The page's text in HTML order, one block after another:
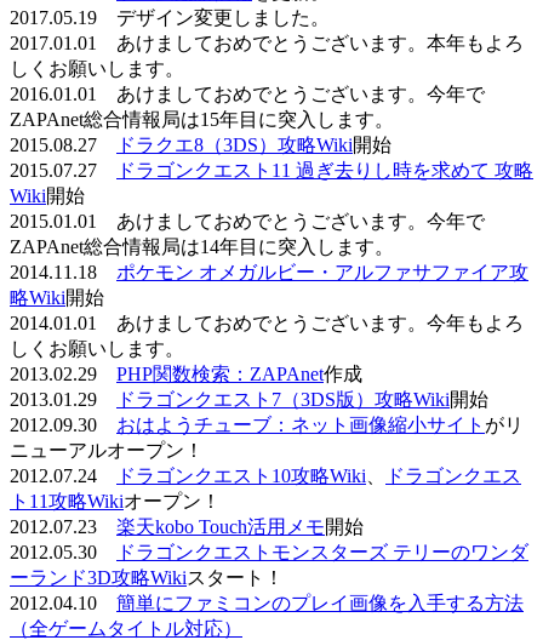
2017.05.19 デザイン変更しました。
2017.01.01 あけましておめでとうございます。本年もよろ
しくお願いします。
2016.01.01 あけましておめでとうございます。今年で
ZAPAnet総合情報局は15年目に突入します。
2015.08.27
ドラクエ8（3DS）攻略Wiki開始
2015.07.27
ドラゴンクエスト11 過ぎ去りし時を求めて 攻略
Wiki開始
2015.01.01 あけましておめでとうございます。今年で
ZAPAnet総合情報局は14年目に突入します。
2014.11.18 ポケモン オメガルビー・アルファサファイア攻
略Wiki開始
2014.01.01 あけましておめでとうございます。今年もよろ
しくお願いします。
2013.02.29 PHP関数検索：ZAPAnet作成
2013.01.29
ドラゴンクエスト7（3DS版）攻略Wiki開始
2012.09.30 おはようチューブ：ネット画像縮小サイト がリ
ニューアルオープン！
2012.07.24
ドラゴンクエスト10攻略Wiki
ドラゴンクエス
ト11攻略Wikiオープン！
2012.07.23 楽天kobo Touch活用メモ開始
2012.05.30
ドラゴンクエストモンスターズ テリーのワンダ
ーランド3D攻略Wikiスタート！
2012.04.10 簡単にファミコンのプレイ画像を入手する方法
（全ゲームタイトル対応）